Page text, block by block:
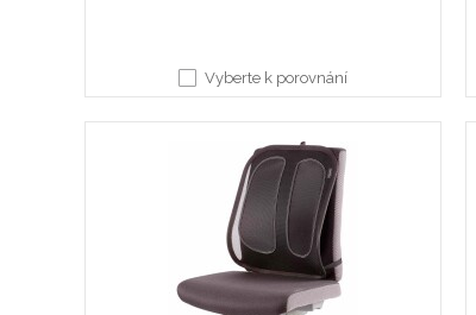
Vyberte k porovnání